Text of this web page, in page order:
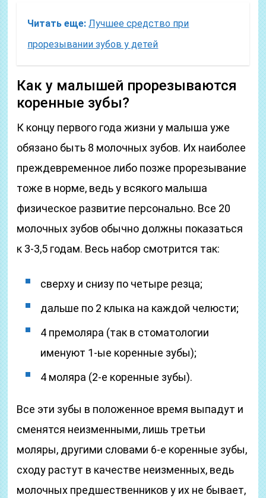
Читать еще: Лучшее средство при
прорезывании зубов у детей
Как у малышей прорезываются
коренные зубы?
К концу первого года жизни у малыша уже
обязано быть 8 молочных зубов. Их наиболее
преждевременное либо позже прорезывание
тоже в норме, ведь у всякого малыша
физическое развитие персонально. Все 20
молочных зубов обычно должны показаться
к 3-3,5 годам. Весь набор смотрится так:
сверху и снизу по четыре резца;
дальше по 2 клыка на каждой челюсти;
4 премоляра (так в стоматологии
именуют 1-ые коренные зубы);
4 моляра (2-е коренные зубы).
Все эти зубы в положенное время выпадут и
сменятся неизменными, лишь третьи
моляры, другими словами 6-е коренные зубы,
сходу растут в качестве неизменных, ведь
молочных предшественников у их не бывает,